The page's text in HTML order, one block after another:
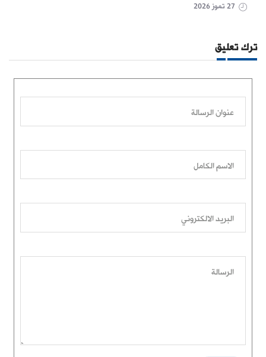
ترك تعليق
عنوان الرسالة
الاسم الكامل
البريد الالكتروني
الرسالة